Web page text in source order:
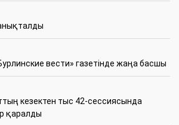
вести» газетінде жаңа басшы
кезектен тыс 42-сессиясында
қаралды